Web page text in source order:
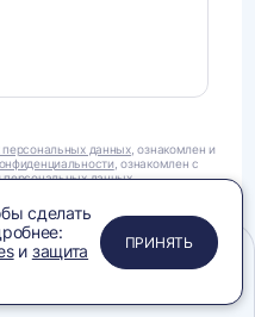
персональных данных, ознакомлен и
, ознакомлен с
персональных данных.
сделать
и защита
ПРИНЯТЬ